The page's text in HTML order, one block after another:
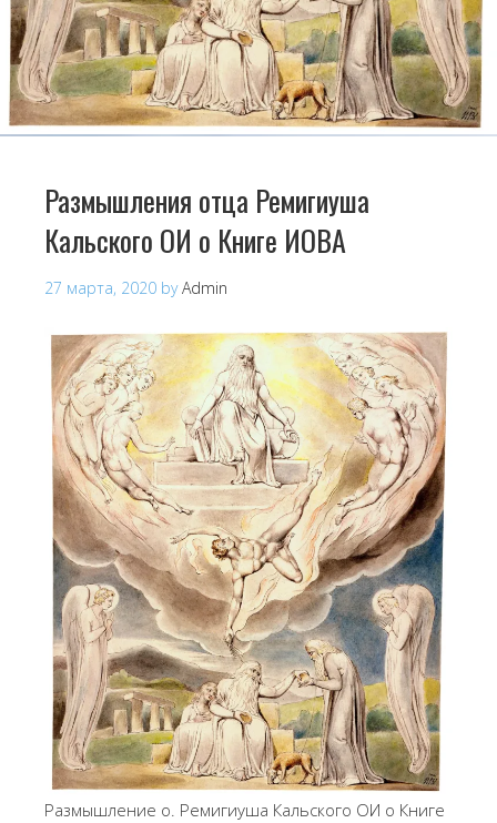
Размышления отца Ремигиуша
Кальского ОИ о Книге ИОВА
27 марта, 2020 byAdmin
Размышление о. Ремигиуша Кальского ОИ о Книге